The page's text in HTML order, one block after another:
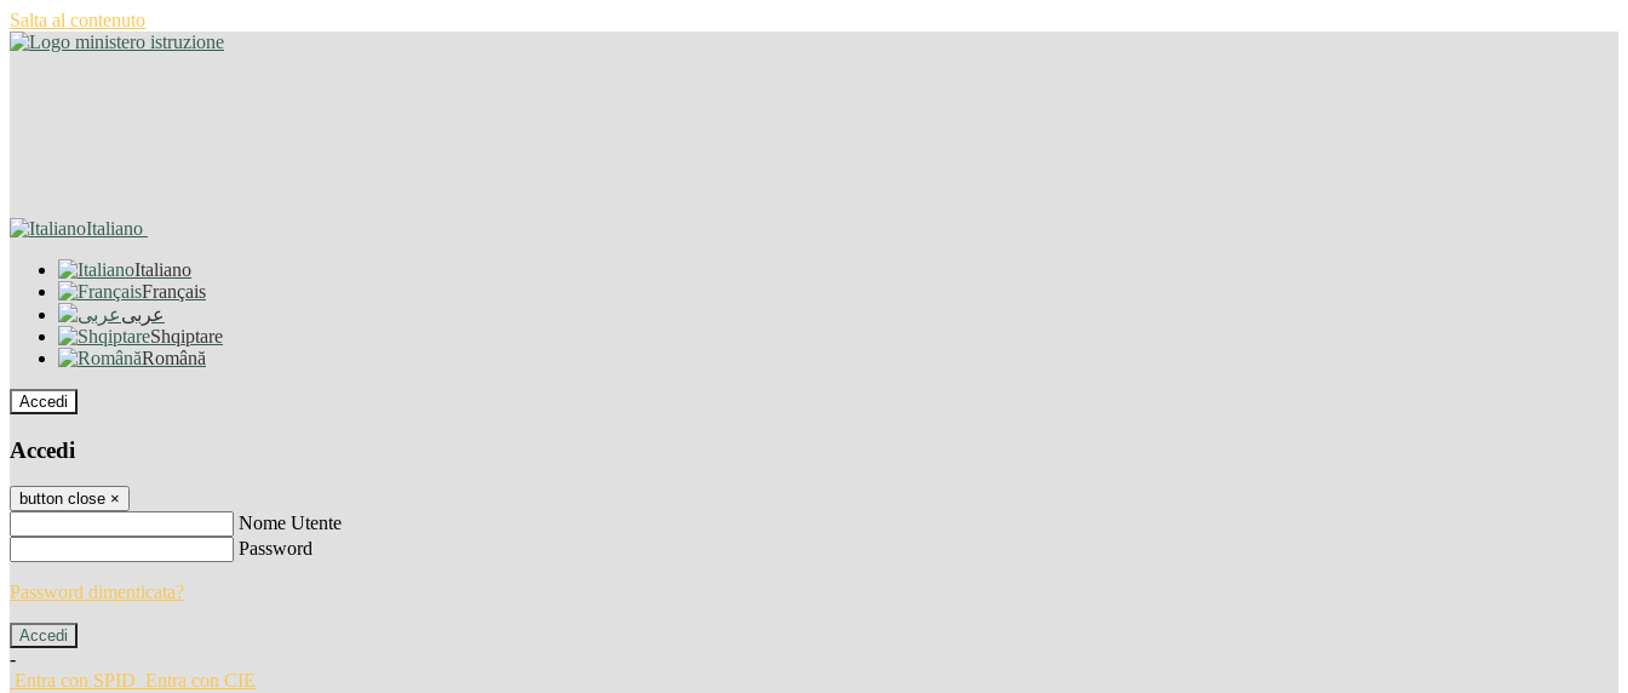
Salta al contenuto
Italiano
Italiano
Français
عربى
Shqiptare
Română
Accedi
Accedi
button close ×
Nome Utente
Password
Password dimenticata?
-
Entra con SPID Entra con CIE